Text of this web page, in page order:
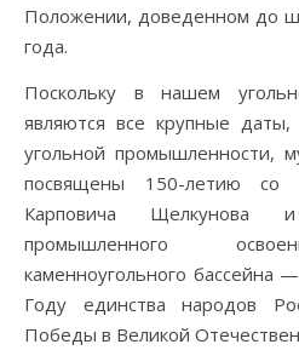
Положении, доведенном до
года.
Поскольку в нашем
являются все крупные
угольной промышленности,
посвящены 150-летию
Карповича Щелкунова
промышленного
каменноугольного бассейна
Году единства народов
Победы в Великой